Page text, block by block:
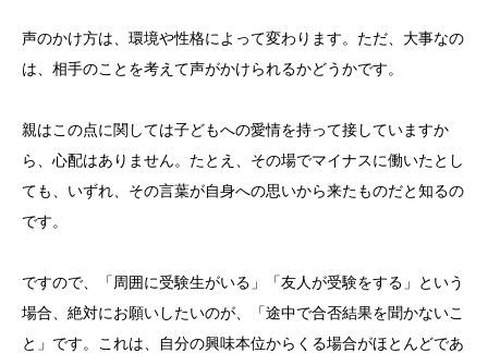
声のかけ方は、環境や性格によって変わります。ただ、大事なの
は、相手のことを考えて声がかけられるかどうかです。
親はこの点に関しては子どもへの愛情を持って接していますか
ら、心配はありません。たとえ、その場でマイナスに働いたとし
ても、いずれ、その言葉が自身への思いから来たものだと知るの
です。
ですので、「周囲に受験生がいる」「友人が受験をする」という
場合、絶対にお願いしたいのが、「途中で合否結果を聞かないこ
と」です。これは、自分の興味本位からくる場合がほとんどであ